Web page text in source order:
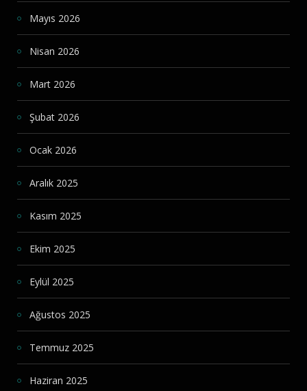
Mayıs 2026
Nisan 2026
Mart 2026
Şubat 2026
Ocak 2026
Aralık 2025
Kasım 2025
Ekim 2025
Eylül 2025
Ağustos 2025
Temmuz 2025
Haziran 2025